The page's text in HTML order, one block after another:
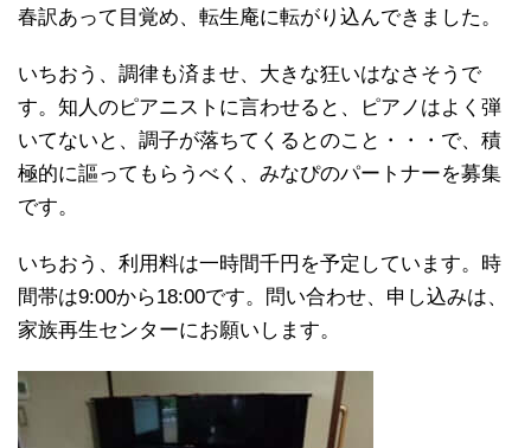
春訳あって目覚め、転生庵に転がり込んできました。
いちおう、調律も済ませ、大きな狂いはなさそうで
す。知人のピアニストに言わせると、ピアノはよく弾
いてないと、調子が落ちてくるとのこと・・・で、積
極的に謳ってもらうべく、みなぴのパートナーを募集
です。
いちおう、利用料は一時間千円を予定しています。時
間帯は9:00から18:00です。問い合わせ、申し込みは、
家族再生センターにお願いします。